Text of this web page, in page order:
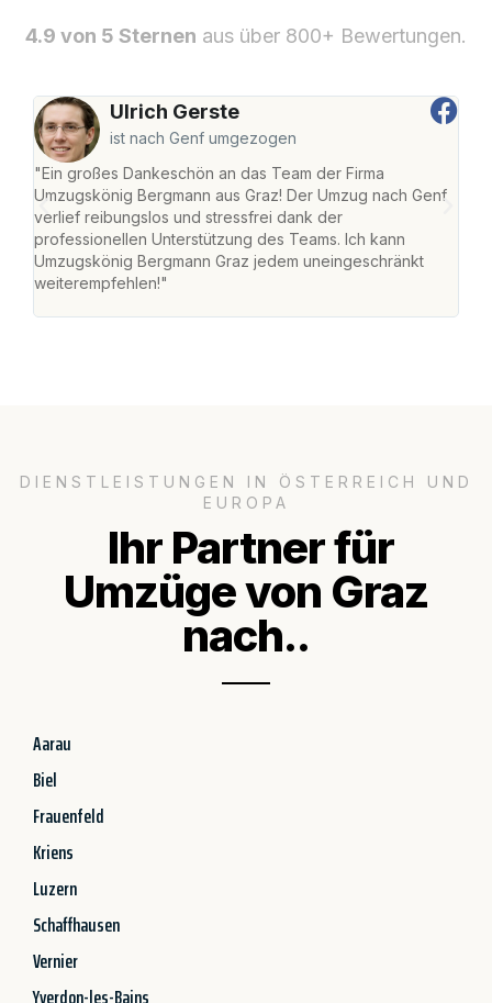
4.9 von 5 Sternen aus über 800+ Bewertungen.
Ulrich Gerste
ist nach Genf umgezogen
"Ein großes Dankeschön an das Team der Firma
Umzugskönig Bergmann aus Graz! Der Umzug nach Genf
verlief reibungslos und stressfrei dank der
professionellen Unterstützung des Teams. Ich kann
Umzugskönig Bergmann Graz jedem uneingeschränkt
weiterempfehlen!"
DIENSTLEISTUNGEN IN ÖSTERREICH UND
EUROPA
Ihr Partner für
Umzüge von Graz
nach..
Aarau
Biel
Frauenfeld
Kriens
Luzern
Schaffhausen
Vernier